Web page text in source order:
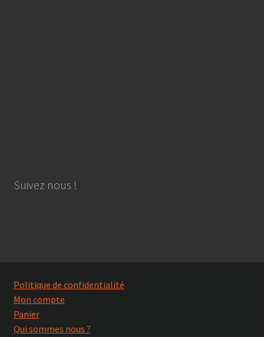
Suivez nous !
Politique de confidentialité
Mon compte
Panier
Qui sommes nous ?